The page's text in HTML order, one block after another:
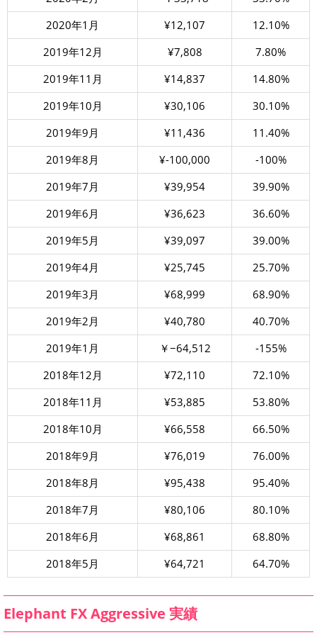
2020年1月
¥12,107
12.10%
2019年12月
¥7,808
7.80%
2019年11月
¥14,837
14.80%
2019年10月
¥30,106
30.10%
2019年9月
¥11,436
11.40%
2019年8月
¥-100,000
-100%
2019年7月
¥39,954
39.90%
2019年6月
¥36,623
36.60%
2019年5月
¥39,097
39.00%
2019年4月
¥25,745
25.70%
2019年3月
¥68,999
68.90%
2019年2月
¥40,780
40.70%
2019年1月
￥−64,512
-155%
2018年12月
¥72,110
72.10%
2018年11月
¥53,885
53.80%
2018年10月
¥66,558
66.50%
2018年9月
¥76,019
76.00%
2018年8月
¥95,438
95.40%
2018年7月
¥80,106
80.10%
2018年6月
¥68,861
68.80%
2018年5月
¥64,721 64.70%
Elephant FX Aggressive 実績